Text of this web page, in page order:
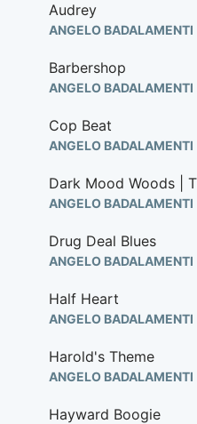
Audrey
ANGELO BADALAMENTI
Barbershop
ANGELO BADALAMENTI
Cop Beat
ANGELO BADALAMENTI
Dark Mood Woods |
ANGELO BADALAMENTI
Drug Deal Blues
ANGELO BADALAMENTI
Half Heart
ANGELO BADALAMENTI
Harold's Theme
ANGELO BADALAMENTI
Hayward Boogie